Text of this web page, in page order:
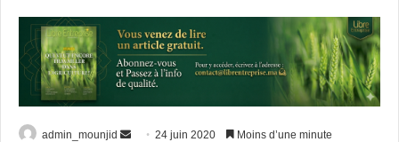
admin_mounjid
Envoyer24 juin 2020 Moins d’une minute